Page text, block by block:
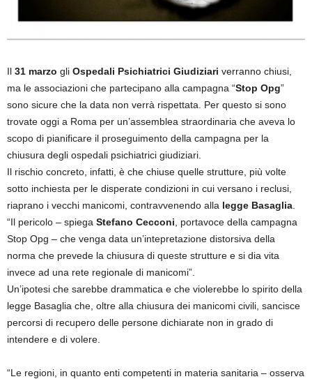
Il 31 marzo gli Ospedali Psichiatrici Giudiziari verranno chiusi,
ma le associazioni che partecipano alla campagna “Stop Opg”
sono sicure che la data non verrà rispettata. Per questo si sono
trovate oggi a Roma per un’assemblea straordinaria che aveva lo
scopo di pianificare il proseguimento della campagna per la
chiusura degli ospedali psichiatrici giudiziari.
Il rischio concreto, infatti, è che chiuse quelle strutture, più volte
sotto inchiesta per le disperate condizioni in cui versano i reclusi,
riaprano i vecchi manicomi, contravvenendo alla legge Basaglia
“Il pericolo – spiega Stefano Cecconi , portavoce della campagna
Stop Opg – che venga data un’intepretazione distorsiva della
norma che prevede la chiusura di queste strutture e si dia vita
invece ad una rete regionale di manicomi”.
Un’ipotesi che sarebbe drammatica e che violerebbe lo spirito della
legge Basaglia che, oltre alla chiusura dei manicomi civili, sancisce
percorsi di recupero delle persone dichiarate non in grado di
intendere e di volere.
“Le regioni, in quanto enti competenti in materia sanitaria – osserva